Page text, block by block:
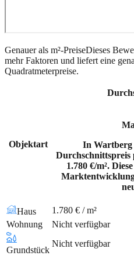
Genauer als m²-PreiseDieses
mehr Faktoren und liefert eine
Quadratmeterpreise.
Objektart
In Wartberg
1.780 €/m².
Haus
1.780 € / m²
Wohnung
Nicht verfügbar
Grundstück
Nicht verfügbar